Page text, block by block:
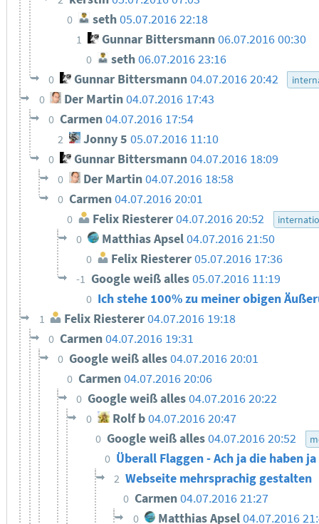
0 seth05.07.2016 22:18
1 Gunnar Bittersmann06.07.2016 00:30
0 seth06.07.2016 23:16
0 Gunnar Bittersmann 04.07.2016 20:42
0 Der Martin04.07.2016 17:43
0 Carmen04.07.2016 17:54
2 Jonny 5 05.07.2016 11:10
0 Gunnar Bittersmann 04.07.2016 18:09
0 Der Martin04.07.2016 18:58
0 Carmen04.07.2016 20:01
0 Felix Riesterer04.07.2016 20:52
0 Matthias Apsel04.07.2016 21:50
0 Felix Riesterer05.07.2016 17:36
-1 Google weiß alles05.07.2016 11:19
0 Ich stehe 100% zu meiner obigen
1 Felix Riesterer04.07.2016 19:18
0 Carmen04.07.2016 19:31
0 Google weiß alles04.07.2016 20:01
0 Carmen04.07.2016 20:06
0 Google weiß alles04.07.2016 20:22
0 Rolf b04.07.2016 20:47
0 Google weiß alles04.07.2016 20:52
0 Überall Flaggen - Ach ja die haben
2 Webseite mehrsprachig gestalten
0 Carmen04.07.2016 21:27
0 Matthias Apsel04.07.2016